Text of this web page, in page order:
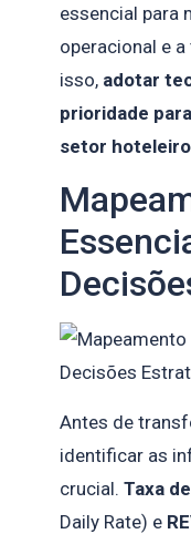
essencial para
operacional e
isso, adotar
prioridade
setor hoteleiro
Antes de
identificar as
crucial. Taxa
Daily Rate) e